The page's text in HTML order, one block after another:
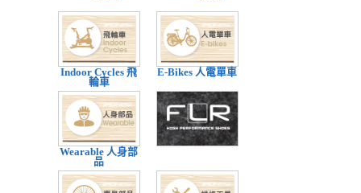
Indoor Cycles 飛
輪車
E-Bikes 人電單車
Wearable 人身部
品